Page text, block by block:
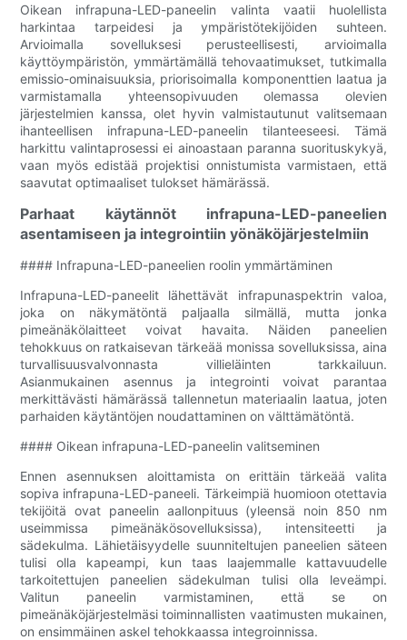
Oikean infrapuna-LED-paneelin valinta vaatii huolellista
harkintaa tarpeidesi ja ympäristötekijöiden suhteen.
Arvioimalla sovelluksesi perusteellisesti, arvioimalla
käyttöympäristön, ymmärtämällä tehovaatimukset, tutkimalla
emissio-ominaisuuksia, priorisoimalla komponenttien laatua ja
varmistamalla yhteensopivuuden olemassa olevien
järjestelmien kanssa, olet hyvin valmistautunut valitsemaan
ihanteellisen infrapuna-LED-paneelin tilanteeseesi. Tämä
harkittu valintaprosessi ei ainoastaan ​​paranna suorituskykyä,
vaan myös edistää projektisi onnistumista varmistaen, että
saavutat optimaaliset tulokset hämärässä.
Parhaat käytännöt infrapuna-LED-paneelien
asentamiseen ja integrointiin yönäköjärjestelmiin
#### Infrapuna-LED-paneelien roolin ymmärtäminen
Infrapuna-LED-paneelit lähettävät infrapunaspektrin valoa,
joka on näkymätöntä paljaalla silmällä, mutta jonka
pimeänäkölaitteet voivat havaita. Näiden paneelien
tehokkuus on ratkaisevan tärkeää monissa sovelluksissa, aina
turvallisuusvalvonnasta villieläinten tarkkailuun.
Asianmukainen asennus ja integrointi voivat parantaa
merkittävästi hämärässä tallennetun materiaalin laatua, joten
parhaiden käytäntöjen noudattaminen on välttämätöntä.
#### Oikean infrapuna-LED-paneelin valitseminen
Ennen asennuksen aloittamista on erittäin tärkeää valita
sopiva infrapuna-LED-paneeli. Tärkeimpiä huomioon otettavia
tekijöitä ovat paneelin aallonpituus (yleensä noin 850 nm
useimmissa pimeänäkösovelluksissa), intensiteetti ja
sädekulma. Lähietäisyydelle suunniteltujen paneelien säteen
tulisi olla kapeampi, kun taas laajemmalle kattavuudelle
tarkoitettujen paneelien sädekulman tulisi olla leveämpi.
Valitun paneelin varmistaminen, että se on
pimeänäköjärjestelmäsi toiminnallisten vaatimusten mukainen,
on ensimmäinen askel tehokkaassa integroinnissa.